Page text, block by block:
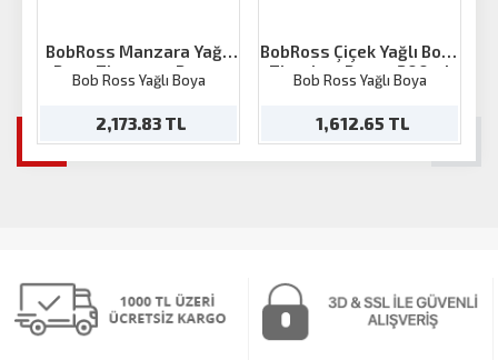
BobRoss Manzara Yağlı
Boya Titanyum Beyaz
200ml
Bob Ross Yağlı Boya
2,173.83 TL
BobRoss Çiçek Yağlı Boya
Titanium Beyaz 200ml
Bob Ross Yağlı Boya
1,612.65 TL